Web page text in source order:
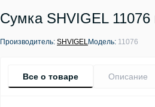
Сумка SHVIGEL
Производитель: SHVIGEL Модель: 11076
Все о товаре Описание